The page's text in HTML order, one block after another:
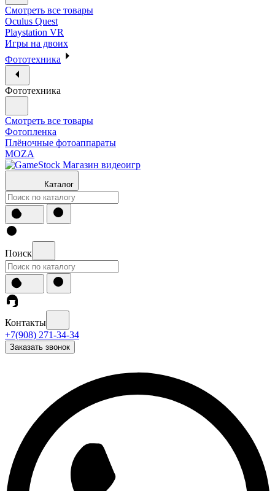
Смотреть все товары
Oculus Quest
Playstation VR
Игры на двоих
Фототехника
Фототехника
Смотреть все товары
Фотопленка
Плёночные фотоаппараты
MOZA
Каталог
Поиск
Контакты
+7(908) 271-34-34
Заказать звонок